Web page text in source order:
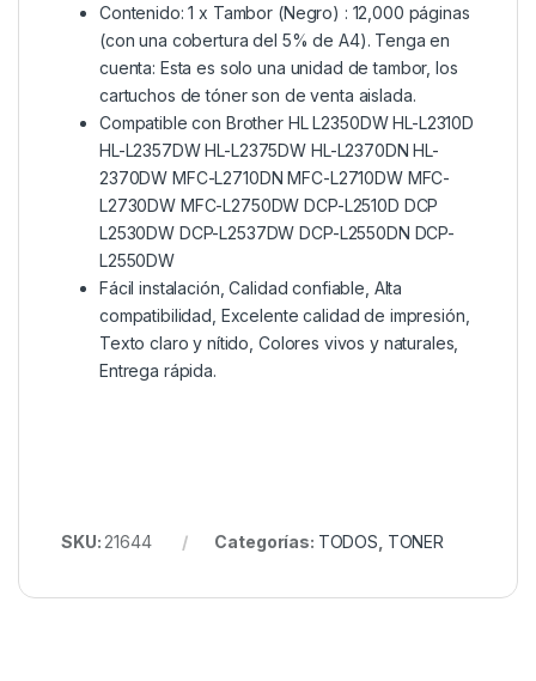
Contenido: 1 x Tambor (Negro) : 12,000 páginas
(con una cobertura del 5% de A4). Tenga en
cuenta: Esta es solo una unidad de tambor, los
cartuchos de tóner son de venta aislada.
Compatible con Brother HL L2350DW HL-L2310D
HL-L2357DW HL-L2375DW HL-L2370DN HL-
2370DW MFC-L2710DN MFC-L2710DW MFC-
L2730DW MFC-L2750DW DCP-L2510D DCP
L2530DW DCP-L2537DW DCP-L2550DN DCP-
L2550DW
Fácil instalación, Calidad confiable, Alta
compatibilidad, Excelente calidad de impresión,
Texto claro y nítido, Colores vivos y naturales,
Entrega rápida.
SKU: 21644 Categorías: TODOS TONER